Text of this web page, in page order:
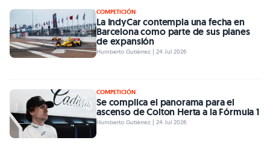
COMPETICIÓN
La IndyCar contempla una fecha en
Barcelona como parte de sus planes
de expansión
Humberto Gutiérrez | 24 Jul 2026
COMPETICIÓN
Se complica el panorama para el
ascenso de Colton Herta a la Fórmula 1
Humberto Gutiérrez | 24 Jul 2026